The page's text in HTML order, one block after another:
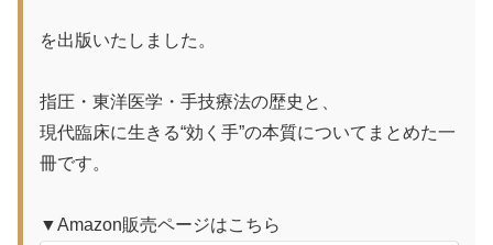
を出版いたしました。
指圧・東洋医学・手技療法の歴史と、
現代臨床に生きる“効く手”の本質についてまとめた一
冊です。
▼Amazon販売ページはこちら